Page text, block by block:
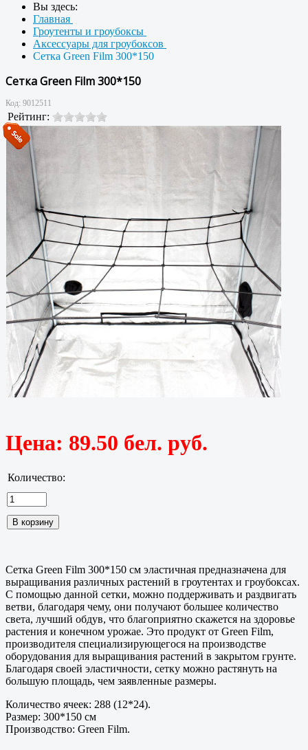
Вы здесь:
Главная
Гроутенты и гроубоксы
Аксессуары для гроубоксов
Сетка Green Film 300*150
Сетка Green Film 300*150
Код: 9012511
Рейтинг:
Цена: 89.50 бел. руб.
Количество:
Сетка Green Film 300*150 см эластичная предназначена для
выращивания различных растений в гроутентах и гроубоксах.
С помощью данной сетки, можно поддерживать и раздвигать
ветви, благодаря чему, они получают большее количество
света, лучший обдув, что благоприятно скажется на здоровье
растения и конечном урожае. Это продукт от Green Film,
производителя специализирующегося на производстве
оборудования для выращивания растений в закрытом грунте.
Благодаря своей эластичности, сетку можно растянуть на
большую площадь, чем заявленные размеры.
Количество ячеек: 288 (12*24).
Размер: 300*150 см
Производство: Green Film.